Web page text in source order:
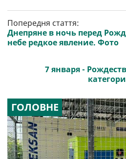
Попередня стаття:
Днепряне в ночь перед
небе редкое явление. Фото
7 января -
ГОЛОВНЕ